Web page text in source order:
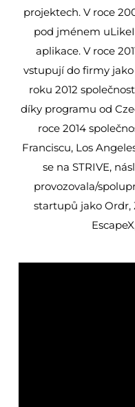
projektech. V roce
pod jménem
aplikace. V roce
vstupují do firmy
roku 2012
díky programu od
roce 2014
Franciscu, Los
se na STRIVE,
provozovala/
startupů jako Ordr,